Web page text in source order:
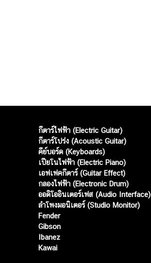
กีตาร์ไฟฟ้า (Electric Guitar)
กีตาร์โปร่ง (Acoustic Guitar)
คีย์บอร์ด (Keyboards)
เปียโนไฟฟ้า (Electric Piano)
เอฟเฟคกีตาร์ (Guitar Effect)
กลองไฟฟ้า (Electronic Drum)
ออดิโออินเตอร์เฟส (Audio Interface)
ลำโพงมอนิเตอร์ (Studio Monitor)
Fender
Gibson
Ibanez
Kawai